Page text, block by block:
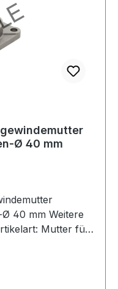
Ø 40 mm
Weitere
Mutter für